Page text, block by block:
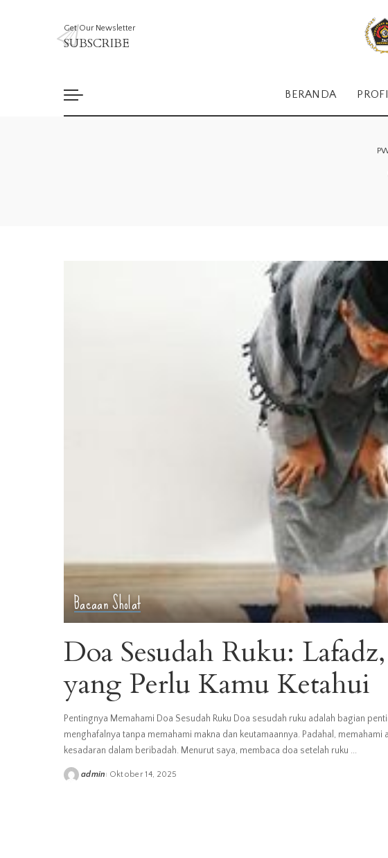
Get Our Newsletter
SUBSCRIBE
BERANDA
Bacaan Sholat
Doa Sesudah Ruku:
yang Perlu Kamu Ketahui
Pentingnya Memahami Doa Sesudah Ruku Doa sesudah ruku adalah bagian
menghafalnya tanpa memahami makna dan keutamaannya. Padahal,
kesadaran dalam beribadah. Menurut saya, membaca doa setelah ruku ...
Posted
admin Oktober 14, 2025